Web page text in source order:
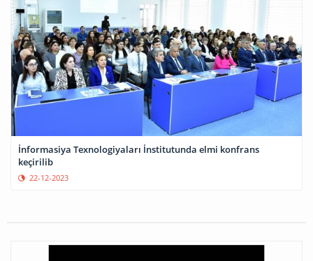
İnformasiya Texnologiyaları İnstitutunda elmi konfrans
keçirilib
22-12-2023